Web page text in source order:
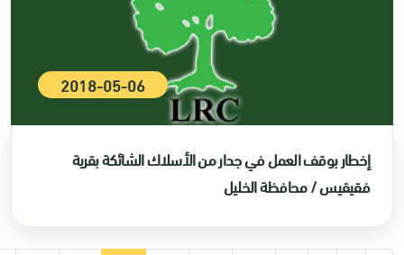
2018-05-06
إخطار بوقف العمل في جدار من الأسلاك الشائكة بقرية
فقيقيس / محافظة الخليل